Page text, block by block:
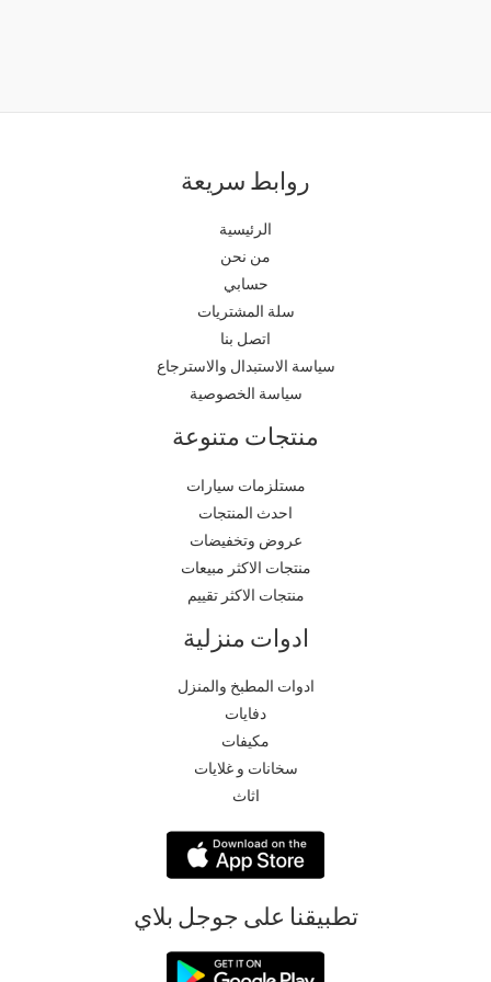
روابط سريعة
الرئيسية
من نحن
حسابي
سلة المشتريات
اتصل بنا
سياسة الاستبدال والاسترجاع
سياسة الخصوصية
منتجات متنوعة
مستلزمات سيارات
احدث المنتجات
عروض وتخفيضات
منتجات الاكثر مبيعات
منتجات الاكثر تقييم
ادوات منزلية
ادوات المطبخ والمنزل
دفايات
مكيفات
سخانات و غلايات
اثاث
تطبيقنا على جوجل بلاي